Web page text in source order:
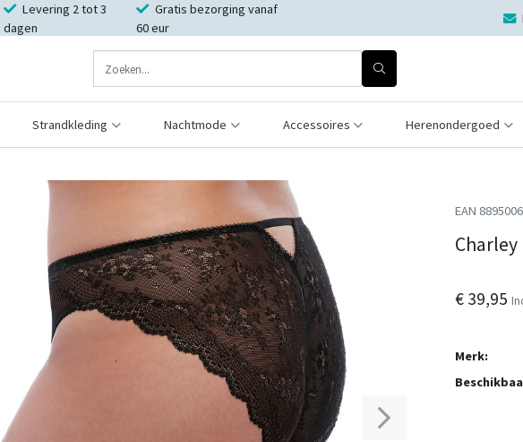
Levering 2 tot 3
dagen
Gratis bezorging vanaf
60 eur
Strandkleding Nachtmode Accessoires Herenondergoed
EAN
€ 39,95
Merk: